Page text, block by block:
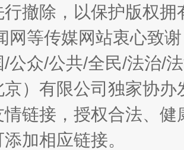
撤除，以保护版权
网等传媒网站衷心致
/公众/公共/全民/法治/
）有限公司独家协
情链接，授权合法、
加相应链接。